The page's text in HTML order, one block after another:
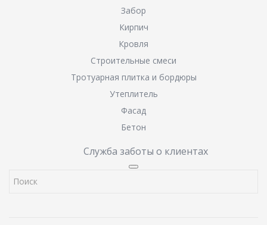
Забор
Кирпич
Кровля
Строительные смеси
Тротуарная плитка и бордюры
Утеплитель
Фасад
Бетон
Служба заботы о клиентах